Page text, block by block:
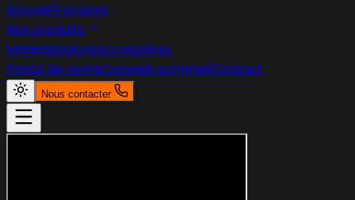
AccueilÀ propos
Nos produits
MatelasSalonsAccessoires
Points de venteConseils sommeilContact
Nous contacter